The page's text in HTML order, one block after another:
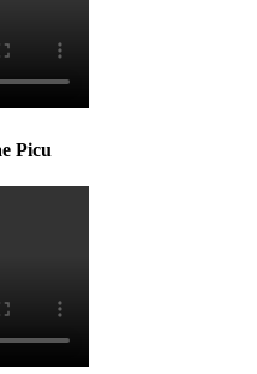
Picu